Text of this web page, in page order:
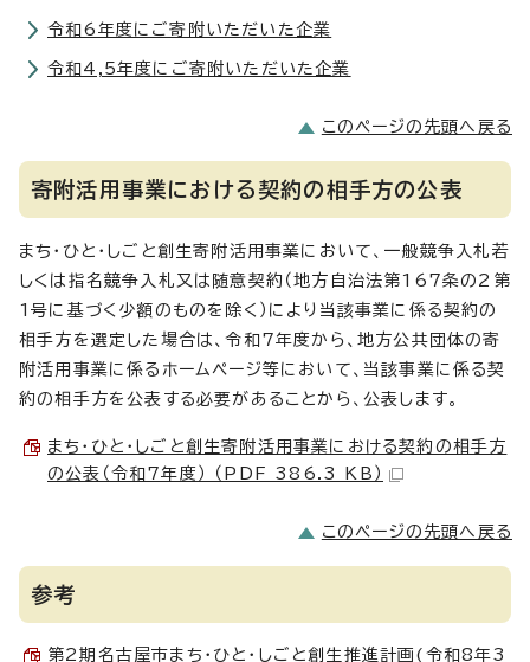
令和6年度にご寄附いただいた企業
令和4,5年度にご寄附いただいた企業
このページの先頭へ戻る
寄附活用事業における契約の相手方の公表
まち・ひと・しごと創生寄附活用事業において、一般競争入札若
しくは指名競争入札又は随意契約（地方自治法第167条の2第
1号に基づく少額のものを除く）により当該事業に係る契約の
相手方を選定した場合は、令和7年度から、地方公共団体の寄
附活用事業に係るホームページ等において、当該事業に係る契
約の相手方を公表する必要があることから、公表します。
まち・ひと・しごと創生寄附活用事業における契約の相手方
の公表（令和7年度） （PDF 386.3 KB）
このページの先頭へ戻る
参考
第2期名古屋市まち・ひと・しごと創生推進計画(令和8年3